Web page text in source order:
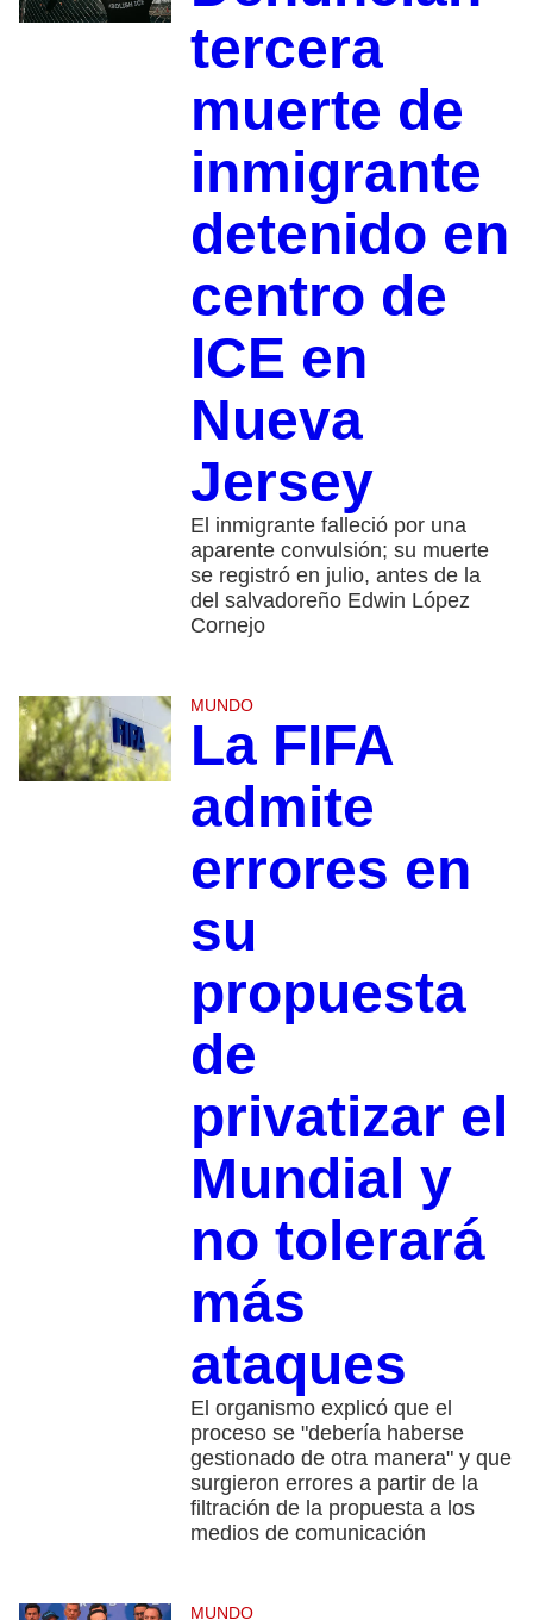
tercera
muerte de
inmigrante
detenido en
centro de
ICE en
Nueva
Jersey
El inmigrante falleció por una
aparente convulsión; su muerte
se registró en julio, antes de la
del salvadoreño Edwin López
Cornejo
MUNDO
La FIFA
admite
errores en
su
propuesta
de
privatizar el
Mundial y
no tolerará
más
ataques
El organismo explicó que el
proceso se "debería haberse
gestionado de otra manera" y que
surgieron errores a partir de la
filtración de la propuesta a los
medios de comunicación
MUNDO